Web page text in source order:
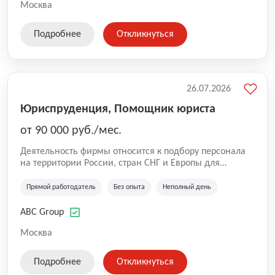
на глобальной доставке товаров по всей территории
SKU, премиальные бренды кормов и собственные
Москва
Подробнее Откликнуться
Юриспруденция, Помощник юриста
от 90 000 руб./мес.
Деятельность фирмы относится к подбору персонала
на территории России, стран СНГ и Европы для
культуре и развлечениям, информационным
Прямой работодатель Без опыта Неполный день
ABC Group
Москва
26.07.2026
Подробнее Откликнуться